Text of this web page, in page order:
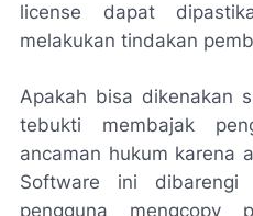
license dapat
melakukan tindakan
Apakah bisa dikenakan
tebukti membajak
ancaman hukum karena
Software ini dibarengi
pengguna mengcopy